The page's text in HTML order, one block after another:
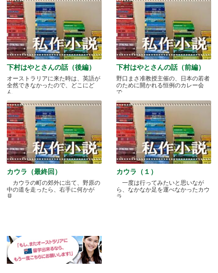
下村はやとさんの話（後編）
オーストラリアに来た時は、英語が
全然できなかったので、どこにど
ん.....
下村はやとさんの話（前編）
野口まさ准教授主催の、日本の若者
のために開かれる恒例のカレー会
で.....
カウラ（最終回）
カウラの町の郊外に出て、野原の
中の道を走ったら、右手に何かが
見.....
カウラ（１）
一度は行ってみたいと思いなが
ら、なかなか足を運べなかったカウ
ラ.....